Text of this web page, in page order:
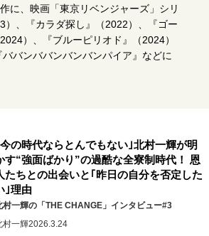
決断の裏側
挫折からの再起
プロフェッショナルの矜持
き方
独立という決断
ファーストキャリアを拓く
に、映画「東京リベンジャーズ」シリ
）、『カラダ探し』（2022）、『ゴー
）、『ブルーピリオド』（2024）
バンババンバンバンパイア』などに
の時代ならとんでもない｣北村一輝が明
す“強面ばかり”の過酷な全寮制時代！ 恩
たちとの出会いと｢昨日の自分を否定した
｣理由
村一輝の「THE CHANGE」インタビュー#3
村一輝2026.3.24